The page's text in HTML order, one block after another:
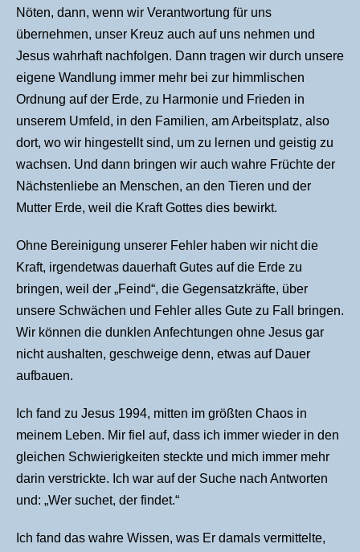
Nöten, dann, wenn wir Verantwortung für uns
übernehmen, unser Kreuz auch auf uns nehmen und
Jesus wahrhaft nachfolgen. Dann tragen wir durch unsere
eigene Wandlung immer mehr bei zur himmlischen
Ordnung auf der Erde, zu Harmonie und Frieden in
unserem Umfeld, in den Familien, am Arbeitsplatz, also
dort, wo wir hingestellt sind, um zu lernen und geistig zu
wachsen. Und dann bringen wir auch wahre Früchte der
Nächstenliebe an Menschen, an den Tieren und der
Mutter Erde, weil die Kraft Gottes dies bewirkt.
Ohne Bereinigung unserer Fehler haben wir nicht die
Kraft, irgendetwas dauerhaft Gutes auf die Erde zu
bringen, weil der „Feind“, die Gegensatzkräfte, über
unsere Schwächen und Fehler alles Gute zu Fall bringen.
Wir können die dunklen Anfechtungen ohne Jesus gar
nicht aushalten, geschweige denn, etwas auf Dauer
aufbauen.
Ich fand zu Jesus 1994, mitten im größten Chaos in
meinem Leben. Mir fiel auf, dass ich immer wieder in den
gleichen Schwierigkeiten steckte und mich immer mehr
darin verstrickte. Ich war auf der Suche nach Antworten
und: „Wer suchet, der findet.“
Ich fand das wahre Wissen, was Er damals vermittelte,